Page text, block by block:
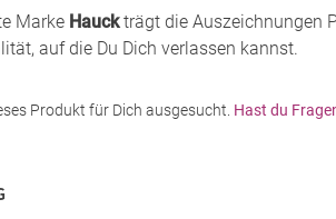
Marke Hauckträgt die Auszeichnungen
auf die Du Dich verlassen kannst.
Produkt für Dich ausgesucht. Hast du